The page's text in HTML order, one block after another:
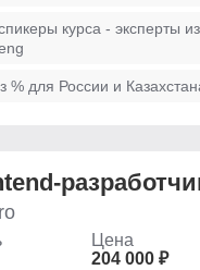
курса - эксперты
% для России и
Цена
204 000 ₽